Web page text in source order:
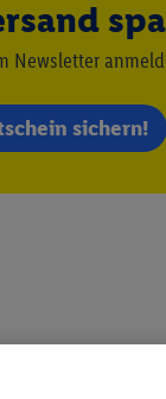
Newsletter
sichern!